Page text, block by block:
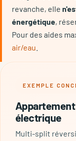
revanche, elle
énergétique,
Pour des aides
air/eau
EXEMPLE
Appartement
électrique
Multi-split